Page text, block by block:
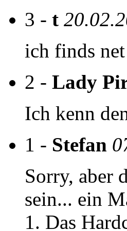
3 - t
ich finds
2 - Lady
Ich kenn
1 - Stefan
Sorry, aber
sein... ein
1. Das